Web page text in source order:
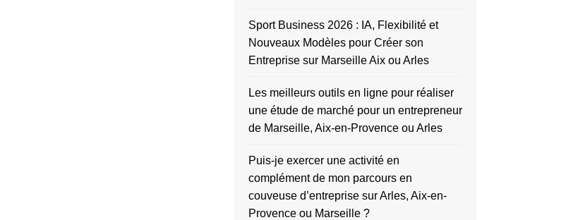
Sport Business 2026 : IA, Flexibilité et
Nouveaux Modèles pour Créer son
Entreprise sur Marseille Aix ou Arles
Les meilleurs outils en ligne pour réaliser
une étude de marché pour un entrepreneur
de Marseille, Aix-en-Provence ou Arles
Puis-je exercer une activité en
complément de mon parcours en
couveuse d’entreprise sur Arles, Aix-en-
Provence ou Marseille ?